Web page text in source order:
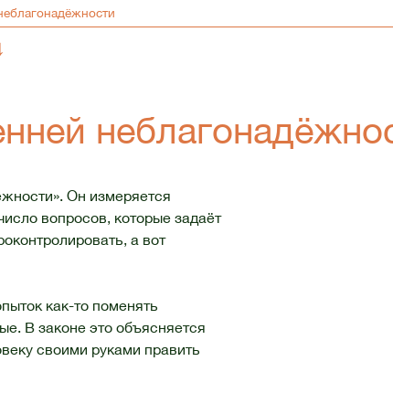
Он измеряется
вопросов, которые задаёт
а вот
как-то поменять
В законе это объясняется
своими руками править